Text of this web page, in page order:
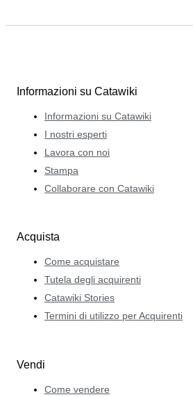
Informazioni su Catawiki
Informazioni su Catawiki
I nostri esperti
Lavora con noi
Stampa
Collaborare con Catawiki
Acquista
Come acquistare
Tutela degli acquirenti
Catawiki Stories
Termini di utilizzo per Acquirenti
Vendi
Come vendere